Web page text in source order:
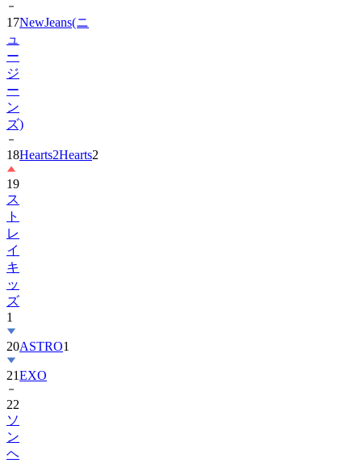
17NewJeans(ニ
ュ
ー
ジ
ー
ン
ズ)
18Hearts2Hearts2
19
ス
ト
レ
イ
キ
ッ
ズ
1
20ASTRO1
21EXO
22
ソ
ン
ヘ